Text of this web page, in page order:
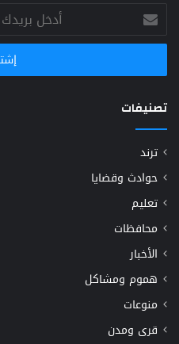
أدخل
بريدك
الإلكتروني
تصنيفات
ترند
حوادث وقضايا
تعليم
محافظات
الأخبار
هموم ومشاكل
منوعات
قرى ومدن